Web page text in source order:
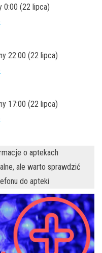
0:00 (22 lipca)
22:00 (22 lipca)
17:00 (22 lipca)
o aptekach
ale warto sprawdzić
do apteki